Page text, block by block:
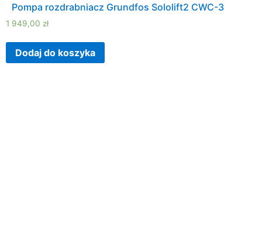
Pompa rozdrabniacz Grundfos Sololift2 CWC-3
1 949,00 zł
Dodaj do koszyka